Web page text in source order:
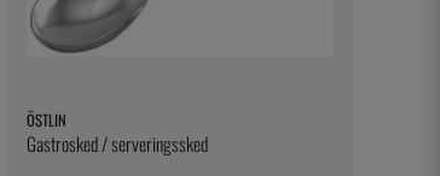
ÖSTLIN
Gastrosked / serveringssked